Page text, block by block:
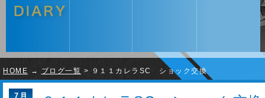
HOME → ブログ一覧 > ９１１カレラSC ショック交換
7月